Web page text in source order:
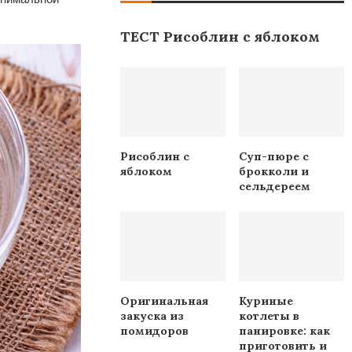
ТЕСТ Рисоблин с яблоком
Рисоблин с
яблоком
Суп-пюре с
брокколи и
сельдереем
Оригинальная
закуска из
помидоров
Куриные
котлеты в
панировке: как
приготовить и